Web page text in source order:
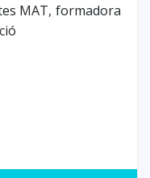
MAT, formadora